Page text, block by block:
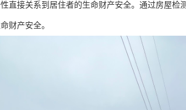
直接关系到居住者的生命财产安全。通过房屋检
财产安全。